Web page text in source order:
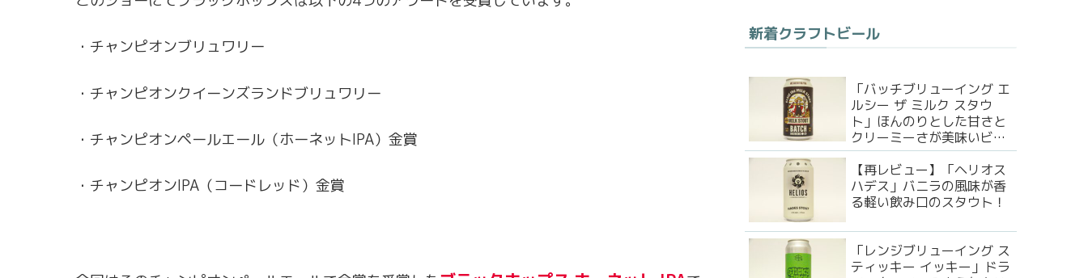
・チャンピオンブリュワリー
・チャンピオンクイーンズランドブリュワリー
・チャンピオンペールエール（ホーネットIPA）金賞
・チャンピオンIPA（コードレッド）金賞
新着クラフトビール
「バッチブリューイング エ
ルシー ザ ミルク スタウ
ト」ほんのりとした甘さと
クリーミーさが美味いビー
ル！
【再レビュー】「ヘリオス
ハデス」バニラの風味が香
る軽い飲み口のスタウト！
「レンジブリューイング ス
ティッキー イッキー」ドラ